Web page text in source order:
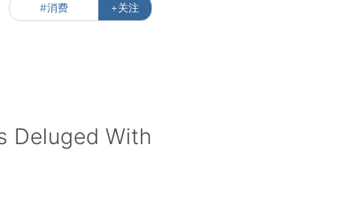
#消费 +关注
Deluged With